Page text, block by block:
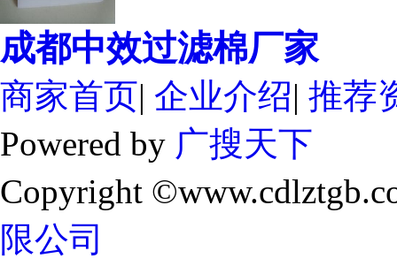
成都中效过滤棉厂家
商家首页| 企业介绍| 推荐
Powered by 广搜天下
Copyright
限公司